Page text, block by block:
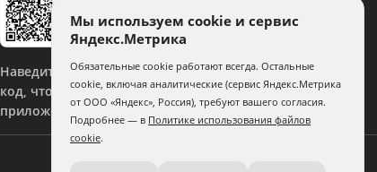
Наведите камеру на QR-
код, чтобы скачать
приложение.
Мы используем cookie и сервис
Яндекс.Метрика
Обязательные cookie работают всегда. Остальные
cookie, включая аналитические (сервис Яндекс.Метрика
от ООО «Яндекс», Россия), требуют вашего согласия.
Подробнее — в Политике использования файлов
cookie.